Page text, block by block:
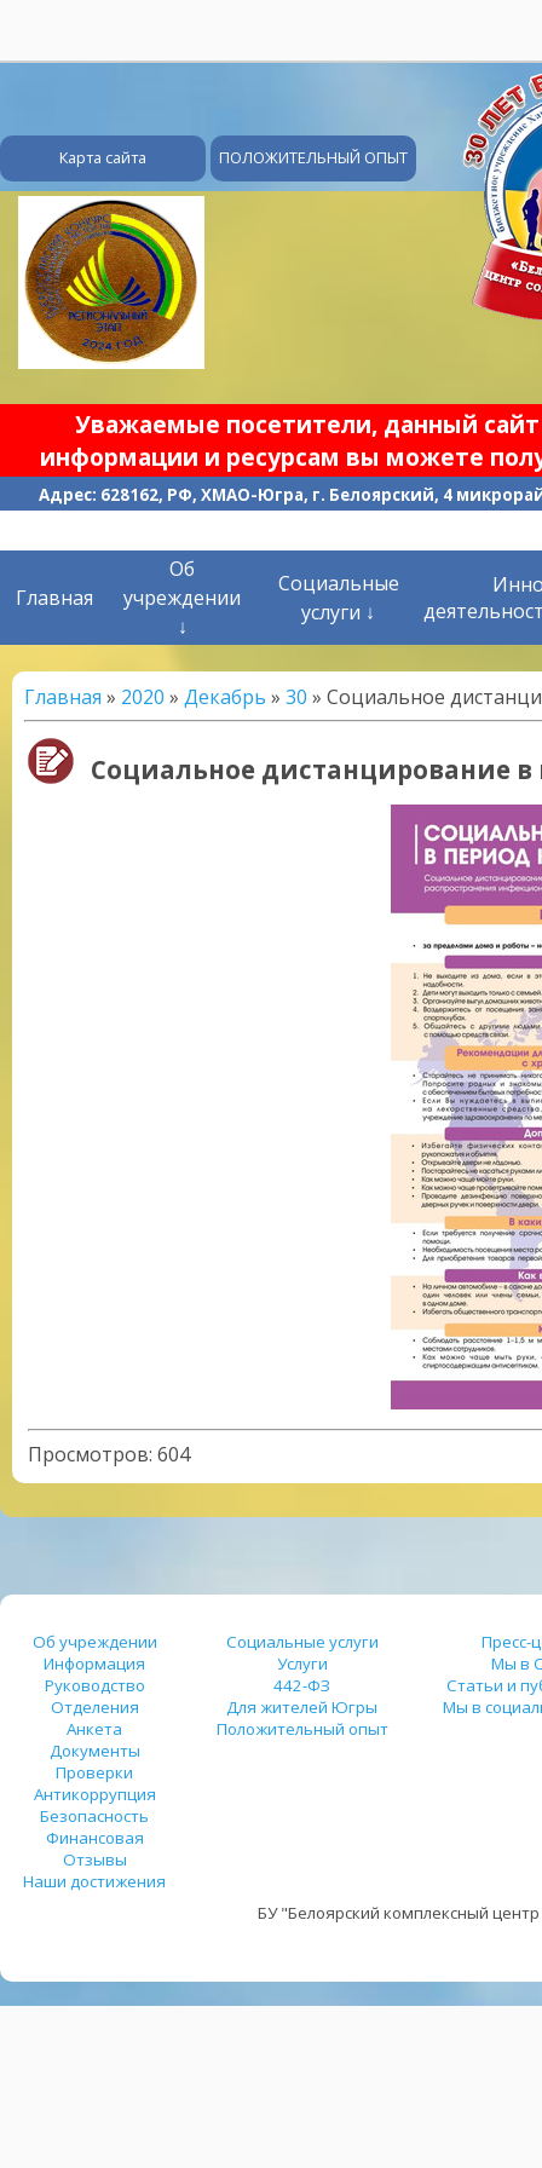
Карта сайта ПОЛОЖИТЕЛЬНЫЙ ОПЫТ
Уважаемые посетители, данный
информации и ресурсам вы можете
Адрес: 628162, РФ, ХМАО-Югра, г. Белоярский, 4
Главная
Об
учреждении
↓
Социальные
услуги ↓
Главная » 2020 » Декабрь » 30 » Социальное
Социальное дистанцирование в
Просмотров: 604
Об учреждении
Информация
Руководство
Отделения
Анкета
Документы
Проверки
Антикоррупция
Безопасность
Финансовая
Отзывы
Наши достижения
Социальные услуги
Услуги
442-ФЗ
Для жителей Югры
Положительный опыт
Пресс-
Мы в
Статьи и
Мы в
БУ "Белоярский комплексный